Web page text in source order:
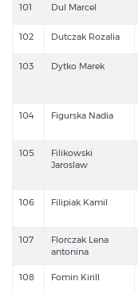
101 Dul Marcel
102 Dutczak Rozalia
103 Dytko Marek
104 Figurska Nadia
105
Filikowski
Jaroslaw
106 Filipiak Kamil
107
Florczak Lena
antonina
108 Fomin Kirill